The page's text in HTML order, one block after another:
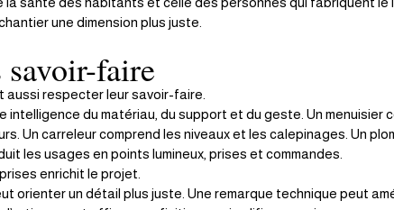
une dimension plus juste.
faire
aussi respecter leur savoir-faire.
intelligence du matériau, du support et du geste. Un menuisier
Un carreleur comprend les niveaux et les calepinages. Un
les usages en points lumineux, prises et commandes.
enrichit le projet.
orienter un détail plus juste. Une remarque technique peut